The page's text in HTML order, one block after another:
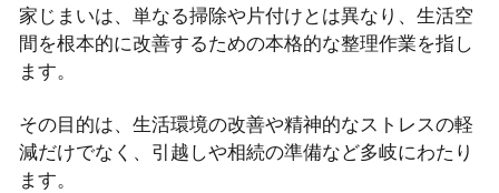
家じまいは、単なる掃除や片付けとは異なり、生活空
間を根本的に改善するための本格的な整理作業を指し
ます。
その目的は、生活環境の改善や精神的なストレスの軽
減だけでなく、引越しや相続の準備など多岐にわたり
ます。